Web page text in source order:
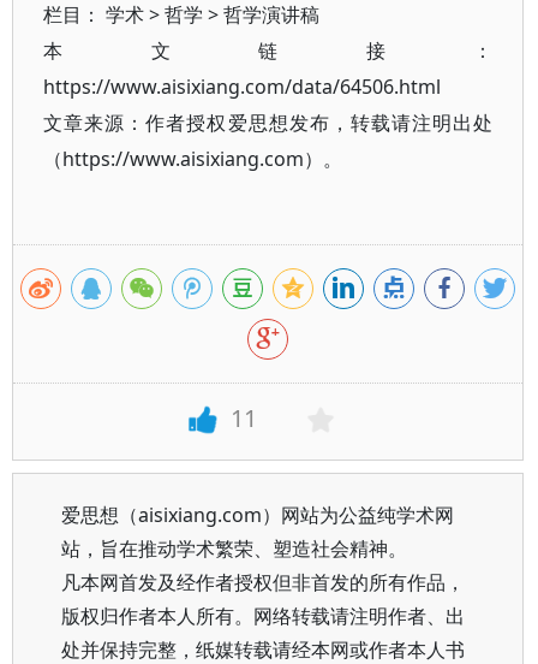
栏目： 学术>哲学 >哲学演讲稿
本文链接：
https://www.aisixiang.com/data/64506.html
文章来源：作者授权爱思想发布，转载请注明出处
（https://www.aisixiang.com）。
11
爱思想（aisixiang.com）网站为公益纯学术网
站，旨在推动学术繁荣、塑造社会精神。
凡本网首发及经作者授权但非首发的所有作品，
版权归作者本人所有。网络转载请注明作者、出
处并保持完整，纸媒转载请经本网或作者本人书